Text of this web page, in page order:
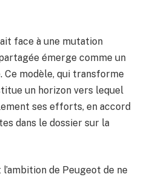
face à une mutation
émerge comme un
Ce modèle, qui transforme
un horizon vers lequel
ses efforts, en accord
dans le dossier sur la
de Peugeot de ne